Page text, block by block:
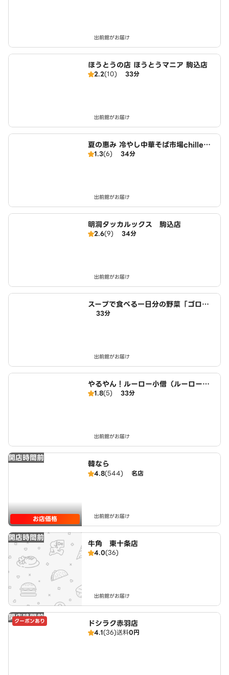
出前館がお届け
ほうとうの店 ほうとうマニア 駒込店
2.2(10) 33分
出前館がお届け
夏の惠み 冷やし中華そば市場chilled
CN noodles 駒込店
1.3(6) 34分
出前館がお届け
明洞タッカルックス 駒込店
2.6(9) 34分
出前館がお届け
スープで食べる一日分の野菜「ゴロゴ
ローネ」駒込店
33分
出前館がお届け
やるやん！ルーロー小僧（ルーローハ
ン） minced pork boy 駒込店
1.8(5) 33分
出前館がお届け
開店時間前
お店価格
韓なら
4.8(544) 名店
出前館がお届け
開店時間前
牛角 東十条店
4.0(36)
出前館がお届け
開店時間前
クーポンあり ドシラク赤羽店
4.1(36)送料0円